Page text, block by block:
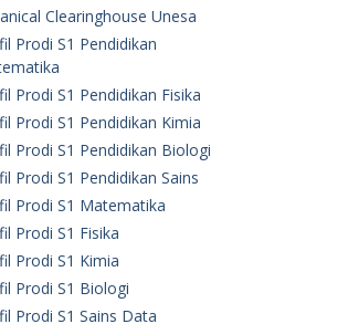
Clearinghouse Unesa
Prodi S1 Pendidikan
Prodi S1 Pendidikan Fisika
Prodi S1 Pendidikan Kimia
Prodi S1 Pendidikan Biologi
Prodi S1 Pendidikan Sains
Prodi S1 Matematika
Prodi S1 Fisika
Prodi S1 Kimia
Prodi S1 Biologi
Prodi S1 Sains Data